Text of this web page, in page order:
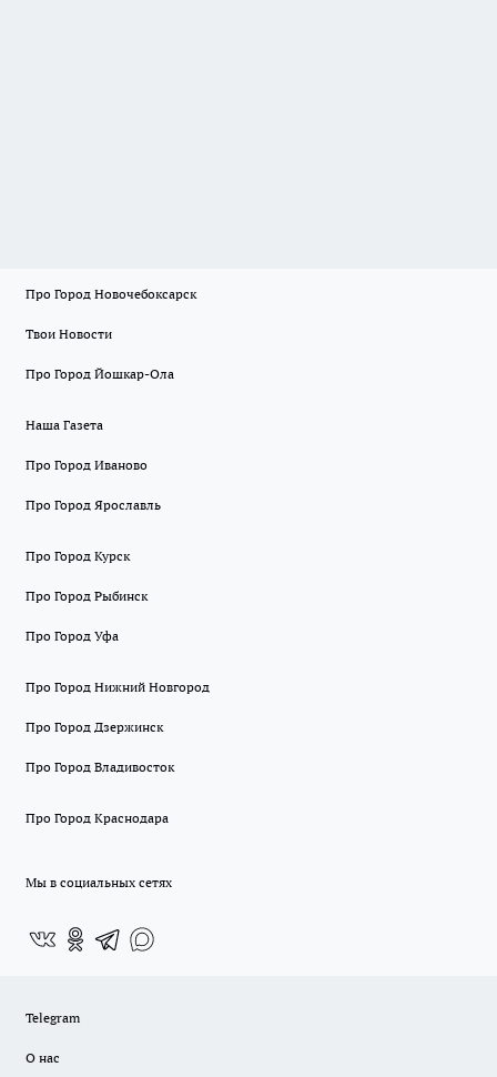
Про Город Новочебоксарск
Твои Новости
Про Город Йошкар-Ола
Наша Газета
Про Город Иваново
Про Город Ярославль
Про Город Курск
Про Город Рыбинск
Про Город Уфа
Про Город Нижний Новгород
Про Город Дзержинск
Про Город Владивосток
Про Город Краснодара
Мы в социальных сетях
Telegram
О нас